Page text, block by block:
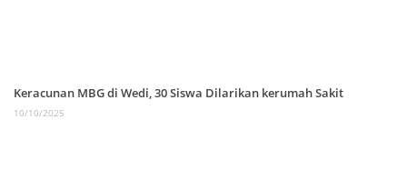
Keracunan MBG di Wedi, 30 Siswa Dilarikan kerumah Sakit
10/10/2025